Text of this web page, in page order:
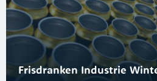
Frisdranken Industrie